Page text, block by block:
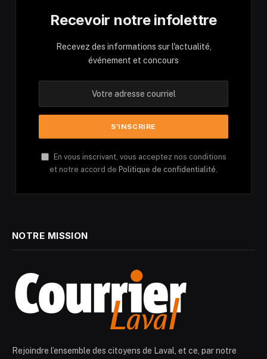
Recevoir notre infolettre
Recevez des informations sur l'actualité,
événement et concours
En vous inscrivant, vous acceptez nos conditions
et notre accord de Politique de confidentialité.
NOTRE MISSION
Rejoindre l’ensemble des citoyens de Laval, et ce, par notre